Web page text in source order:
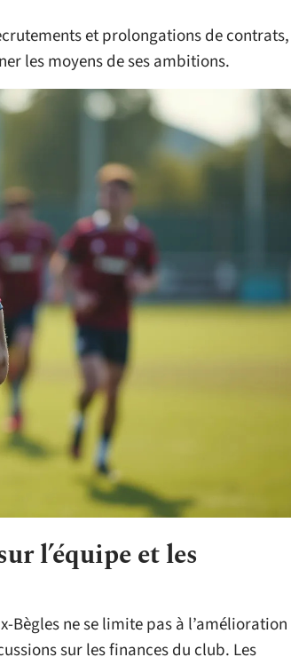
et prolongations de contrats,
les moyens de ses ambitions.
l’équipe et les
Bègles ne se limite pas à l’amélioration
sur les finances du club. Les